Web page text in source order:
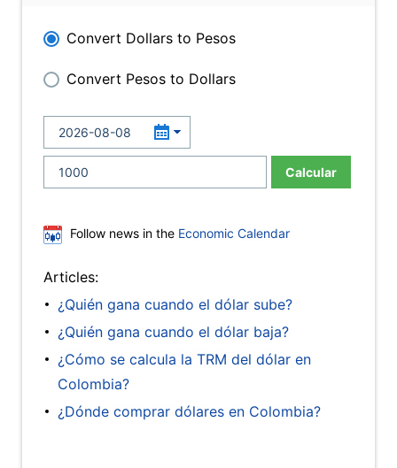
Convert Dollars to Pesos
Convert Pesos to Dollars
Calcular
Follow news in the Economic Calendar
Articles:
¿Quién gana cuando el dólar sube?
¿Quién gana cuando el dólar baja?
¿Cómo se calcula la TRM del dólar en
Colombia?
¿Dónde comprar dólares en Colombia?